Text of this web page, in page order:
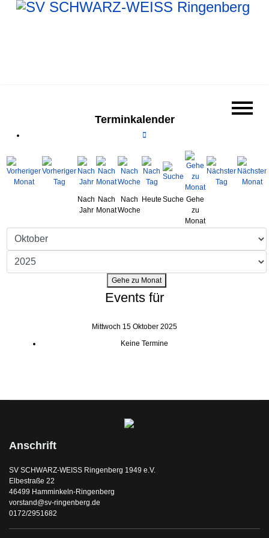
Terminkalender
Nach
Jahr
Nach
Monat
Nach
Woche
Heute Suche Gehe
zu
Monat
Gehe zu Monat
Events für
Mittwoch 15 Oktober 2025
Keine Termine
Anschrift
SV SCHWARZ-WEISS Ringenberg 1949 e.V.
Elbestraße 22
46499 Hamminkeln-Ringenberg
vorstand@sv-ringenberg.de
0172/2951682